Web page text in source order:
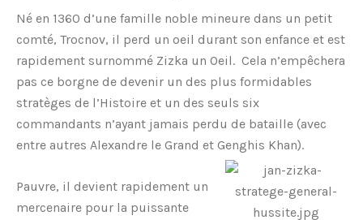
Né en 1360 d’une famille noble mineure dans un petit
comté, Trocnov, il perd un oeil durant son enfance et est
rapidement surnommé Zizka un Oeil. Cela n’empêchera
pas ce borgne de devenir un des plus formidables
stratèges de l’Histoire et un des seuls six
commandants n’ayant jamais perdu de bataille (avec
entre autres Alexandre le Grand et Genghis Khan).
Pauvre, il devient rapidement un
mercenaire pour la puissante